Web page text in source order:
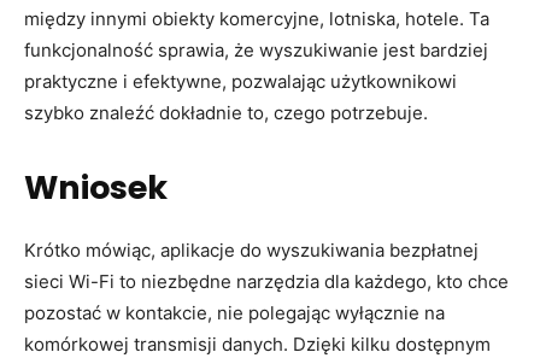
między innymi obiekty komercyjne, lotniska, hotele. Ta
funkcjonalność sprawia, że wyszukiwanie jest bardziej
praktyczne i efektywne, pozwalając użytkownikowi
szybko znaleźć dokładnie to, czego potrzebuje.
Wniosek
Krótko mówiąc, aplikacje do wyszukiwania bezpłatnej
sieci Wi-Fi to niezbędne narzędzia dla każdego, kto chce
pozostać w kontakcie, nie polegając wyłącznie na
komórkowej transmisji danych. Dzięki kilku dostępnym